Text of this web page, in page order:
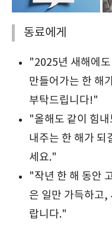
동료에게
"2025년 새해에
만들어가는 한 해
부탁드립니다!"
"올해도 같이 힘
내주는 한 해가 되
세요."
"작년 한 해 동안
은 일만 가득하고,
랍니다."